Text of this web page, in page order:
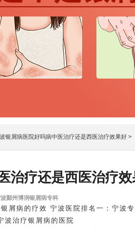
银屑病医院好吗病中医治疗还是西医治疗效果好 >
治疗还是西医治疗
鄞州博润银屑病专科
病的疗效 宁波医院排名一：宁波专
波治疗银屑病的医院